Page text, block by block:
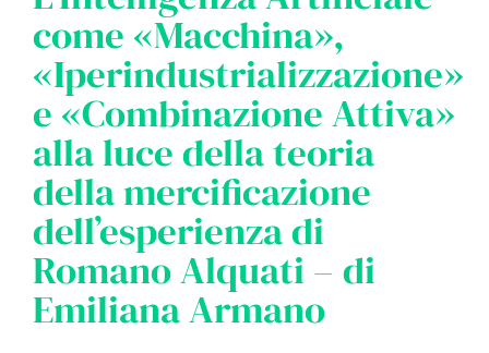
come «Macchina»,
«Iperindustrializzazione»
e «Combinazione Attiva»
alla luce della teoria
della mercificazione
dell’esperienza di
Romano Alquati – di
Emiliana Armano